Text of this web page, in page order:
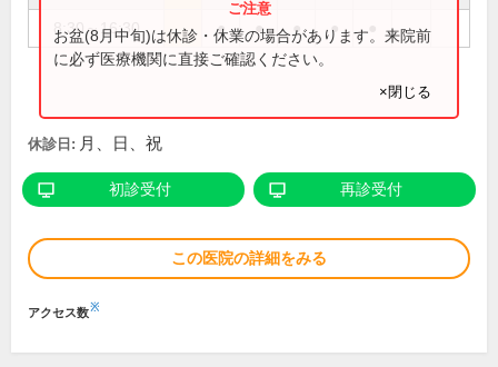
8:30～16:30 ● ● ● ●
お盆(8月中旬)は休診・休業の場合があります。来院前
に必ず医療機関に直接ご確認ください。
×閉じる
休診日: 月、日、祝
初診受付 再診受付
この医院の詳細をみる
アクセス数※